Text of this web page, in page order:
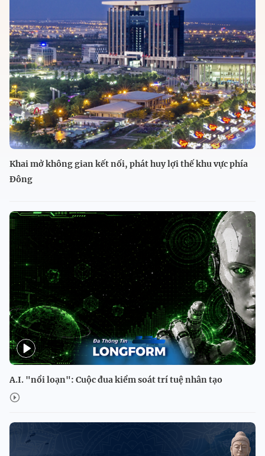
Khai mở không gian kết nối, phát huy lợi thế khu vực phía
Đông
A.I. "nổi loạn": Cuộc đua kiểm soát trí tuệ nhân tạo